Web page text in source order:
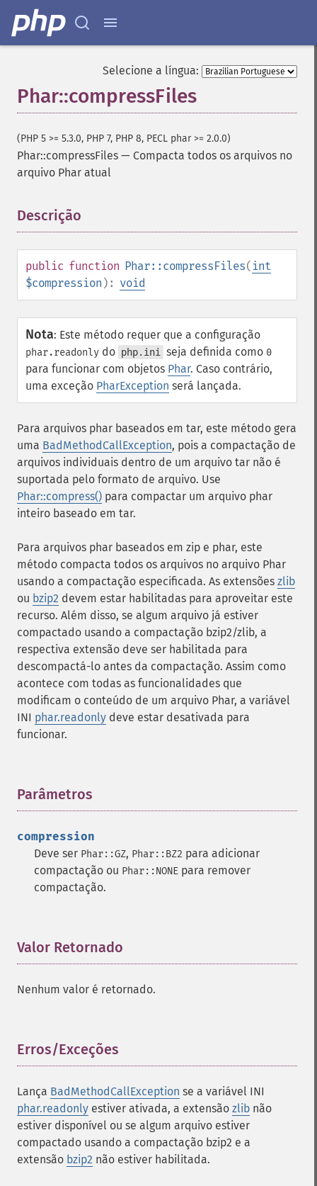
Selecione a língua:
Phar::compressFiles
(PHP 5 >= 5.3.0, PHP 7, PHP 8, PECL phar >= 2.0.0)
Phar::compressFiles — Compacta todos os arquivos no
arquivo Phar atual
Descrição
public function Phar::compressFiles( int
$compression ): void
Nota: Este método requer que a configuração
phar.readonly do php.ini seja definida como 0
para funcionar com objetos Phar. Caso contrário,
uma exceção PharException será lançada.
Para arquivos phar baseados em tar, este método gera
uma BadMethodCallException, pois a compactação de
arquivos individuais dentro de um arquivo tar não é
suportada pelo formato de arquivo. Use
Phar::compress() para compactar um arquivo phar
inteiro baseado em tar.
Para arquivos phar baseados em zip e phar, este
método compacta todos os arquivos no arquivo Phar
usando a compactação especificada. As extensões zlib
ou bzip2 devem estar habilitadas para aproveitar este
recurso. Além disso, se algum arquivo já estiver
compactado usando a compactação bzip2/zlib, a
respectiva extensão deve ser habilitada para
descompactá-lo antes da compactação. Assim como
acontece com todas as funcionalidades que
modificam o conteúdo de um arquivo Phar, a variável
INI phar.readonly deve estar desativada para
funcionar.
Parâmetros
compression
Deve ser Phar::GZ, Phar::BZ2 para adicionar
compactação ou Phar::NONE para remover
compactação.
Valor Retornado
Nenhum valor é retornado.
Erros/Exceções
Lança BadMethodCallException se a variável INI
phar.readonly estiver ativada, a extensão zlib não
estiver disponível ou se algum arquivo estiver
compactado usando a compactação bzip2 e a
extensão bzip2 não estiver habilitada.